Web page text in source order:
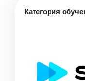
Категория